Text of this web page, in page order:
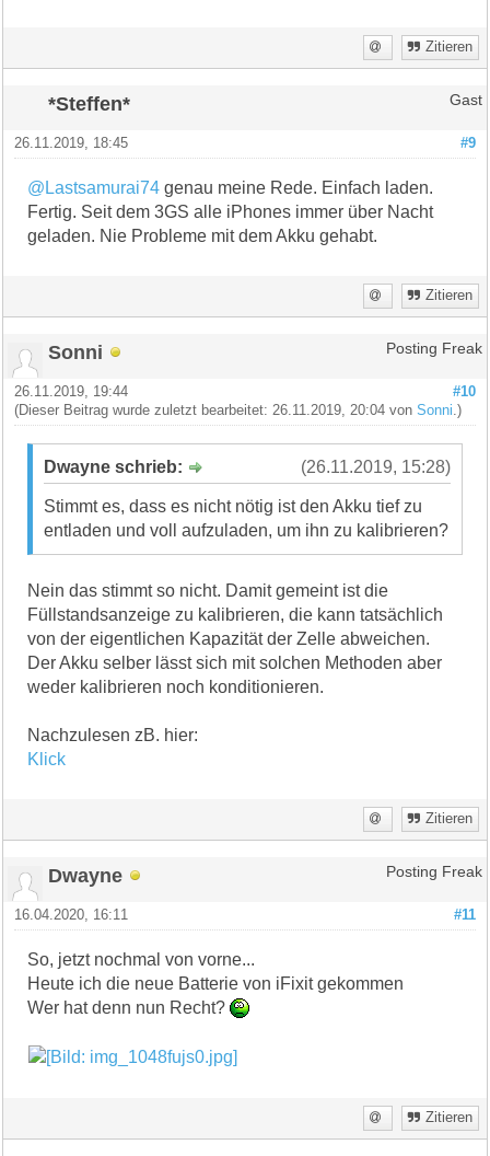
Zitieren
*Steffen* Gast
#9
26.11.2019, 18:45
@Lastsamurai74 genau meine Rede. Einfach laden.
Fertig. Seit dem 3GS alle iPhones immer über Nacht
geladen. Nie Probleme mit dem Akku gehabt.
Zitieren
Sonni Posting Freak
#10
26.11.2019, 19:44
(Dieser Beitrag wurde zuletzt bearbeitet: 26.11.2019, 20:04 vonSonni .)
(26.11.2019, 15:28)
Dwayne schrieb:
Stimmt es, dass es nicht nötig ist den Akku tief zu
entladen und voll aufzuladen, um ihn zu kalibrieren?
Nein das stimmt so nicht. Damit gemeint ist die
Füllstandsanzeige zu kalibrieren, die kann tatsächlich
von der eigentlichen Kapazität der Zelle abweichen.
Der Akku selber lässt sich mit solchen Methoden aber
weder kalibrieren noch konditionieren.
Nachzulesen zB. hier:
Klick
Zitieren
Dwayne Posting Freak
#11
16.04.2020, 16:11
So, jetzt nochmal von vorne...
Heute ich die neue Batterie von iFixit gekommen
Wer hat denn nun Recht?
Zitieren